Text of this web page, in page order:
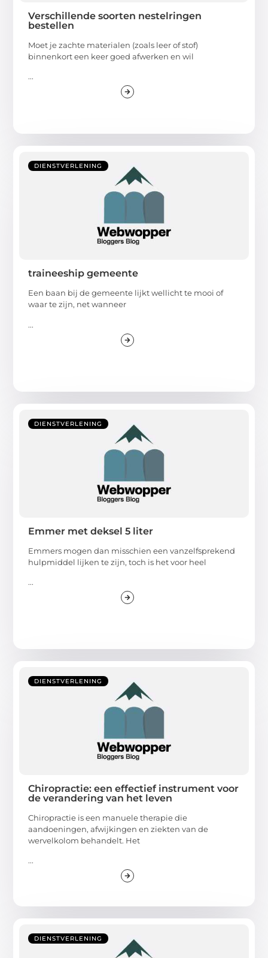
Verschillende soorten nestelringen
bestellen
Moet je zachte materialen (zoals leer of stof)
binnenkort een keer goed afwerken en wil
...
DIENSTVERLENING
traineeship gemeente
Een baan bij de gemeente lijkt wellicht te mooi of
waar te zijn, net wanneer
...
DIENSTVERLENING
Emmer met deksel 5 liter
Emmers mogen dan misschien een vanzelfsprekend
hulpmiddel lijken te zijn, toch is het voor heel
...
DIENSTVERLENING
Chiropractie: een effectief instrument voor
de verandering van het leven
Chiropractie is een manuele therapie die
aandoeningen, afwijkingen en ziekten van de
wervelkolom behandelt. Het
...
DIENSTVERLENING